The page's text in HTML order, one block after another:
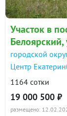
Участок в
городской
Центр
1164 сотки
19 000 500 ₽
размещено: